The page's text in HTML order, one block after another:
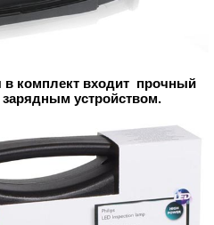
в комплект входит прочный
устройством.